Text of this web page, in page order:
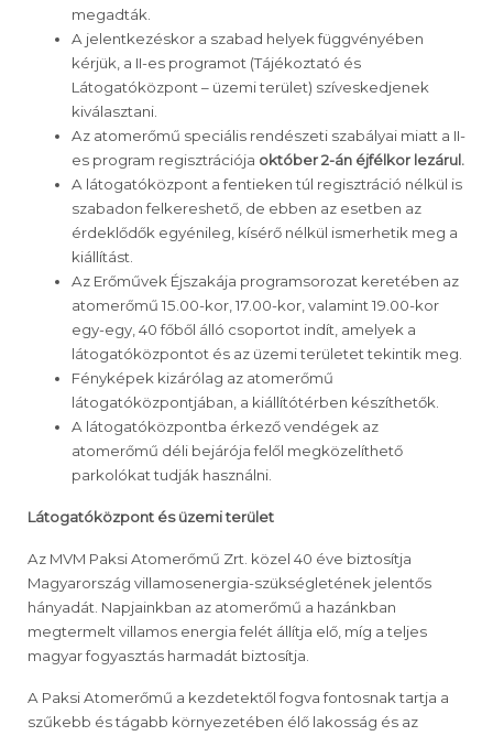
megadták.
A jelentkezéskor a szabad helyek függvényében
kérjük, a II-es programot (Tájékoztató és
Látogatóközpont – üzemi terület) szíveskedjenek
kiválasztani.
Az atomerőmű speciális rendészeti szabályai miatt a II-
es program regisztrációja október 2-án éjfélkor lezárul.
A látogatóközpont a fentieken túl regisztráció nélkül is
szabadon felkereshető, de ebben az esetben az
érdeklődők egyénileg, kísérő nélkül ismerhetik meg a
kiállítást.
Az Erőművek Éjszakája programsorozat keretében az
atomerőmű 15.00-kor, 17.00-kor, valamint 19.00-kor
egy-egy, 40 főből álló csoportot indít, amelyek a
látogatóközpontot és az üzemi területet tekintik meg.
Fényképek kizárólag az atomerőmű
látogatóközpontjában, a kiállítótérben készíthetők.
A látogatóközpontba érkező vendégek az
atomerőmű déli bejárója felől megközelíthető
parkolókat tudják használni.
Látogatóközpont és üzemi terület
Az MVM Paksi Atomerőmű Zrt. közel 40 éve biztosítja
Magyarország villamosenergia-szükségletének jelentős
hányadát. Napjainkban az atomerőmű a hazánkban
megtermelt villamos energia felét állítja elő, míg a teljes
magyar fogyasztás harmadát biztosítja.
A Paksi Atomerőmű a kezdetektől fogva fontosnak tartja a
szűkebb és tágabb környezetében élő lakosság és az